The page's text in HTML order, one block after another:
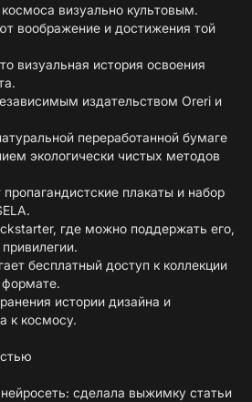
визуально культовым.
воображение и достижения той
визуальная история освоения
издательством Oreri и
переработанной бумаге
экологически чистых методов
плакаты и набор
где можно поддержать его,
бесплатный доступ к коллекции
формате.
истории дизайна и
к космосу.
сделала выжимку статьи